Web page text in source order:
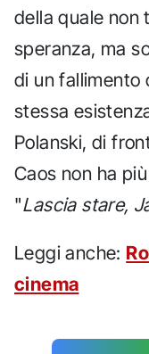
della quale non
speranza, ma
di un fallimento
stessa
Polanski, di
Caos non ha
"Lascia stare,
Leggi anche:
cinema